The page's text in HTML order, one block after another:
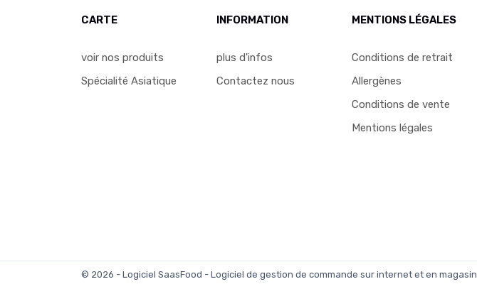
CARTE
voir nos produits
Spécialité Asiatique
INFORMATION
plus d'infos
Contactez nous
MENTIONS LÉGALES
Conditions de retrait
Allergènes
Conditions de vente
Mentions légales
© 2026 - Logiciel SaasFood - Logiciel de gestion de commande sur internet et en magasin